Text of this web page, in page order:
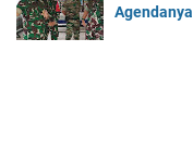
Agendanya